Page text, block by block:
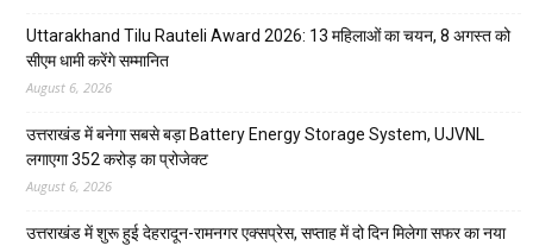
Uttarakhand Tilu Rauteli Award 2026: 13 महिलाओं का चयन, 8 अगस्त को
सीएम धामी करेंगे सम्मानित
August 6, 2026
उत्तराखंड में बनेगा सबसे बड़ा Battery Energy Storage System, UJVNL
लगाएगा 352 करोड़ का प्रोजेक्ट
August 6, 2026
उत्तराखंड में शुरू हुई देहरादून-रामनगर एक्सप्रेस, सप्ताह में दो दिन मिलेगा सफर का नया